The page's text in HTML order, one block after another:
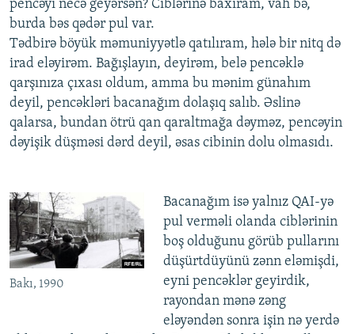
pencəyi necə geyərsən? Ciblərinə baxıram, vah bə,
burda bəs qədər pul var.
Tədbirə böyük məmuniyyətlə qatılıram, hələ bir nitq də
irad eləyirəm. Bağışlayın, deyirəm, belə pencəklə
qarşınıza çıxası oldum, amma bu mənim günahım
deyil, pencəkləri bacanağım dolaşıq salıb. Əslinə
qalarsa, bundan ötrü qan qaraltmağa dəyməz, pencəyin
dəyişik düşməsi dərd deyil, əsas cibinin dolu olmasıdı.
Bakı, 1990
Bacanağım isə yalnız QAI-yə
pul verməli olanda ciblərinin
boş olduğunu görüb pullarını
düşürtdüyünü zənn eləmişdi,
eyni pencəklər geyirdik,
rayondan mənə zəng
eləyəndən sonra işin nə yerdə